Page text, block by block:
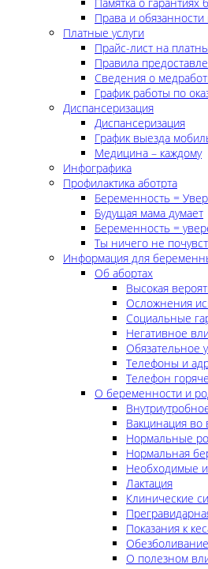
Права и
Платные услуги
Прайс-лист на
Правила
Сведения о
График работы по
Диспансеризация
Диспансеризация
График выезда
Медицина – каждому
Инфографика
Профилактика аботрта
Беременность =
Будущая мама думает
Беременность =
Ты ничего не
Информация для
Об абортах
Высокая
Осложнения
Социальные
Негативное
Обязательное
Телефоны и
Телефон
О беременности и
Вакцинация
Нормальные
Нормальная
Необходимые
Лактация
Клинические
Показания к
О полезном